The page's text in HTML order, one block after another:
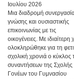
Ιουλίου 2026
Μια διαδρομή
γνώσης και ουσιαστικής
επικοινωνίας με τις
οικογένειες. Με ιδιαίτερη
ολοκληρώθηκε για τη
σχολική χρονιά ο κύκλος
συναντήσεων της Σχολής
Γονέων του Γυμνασίου